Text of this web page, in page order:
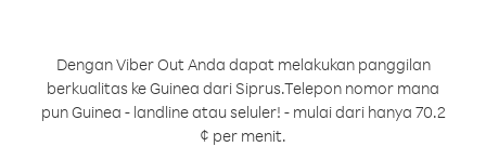
Dengan Viber Out Anda dapat melakukan panggilan
berkualitas ke Guinea dari Siprus.Telepon nomor mana
pun Guinea - landline atau seluler! - mulai dari hanya 70.2
¢ per menit.